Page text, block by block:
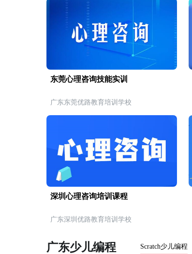
东莞心理咨询技能实训
广东东莞优路教育培训学校
深圳心理咨询培训课程
广东深圳优路教育培训学校
广东少儿编程 Scratch少儿编程